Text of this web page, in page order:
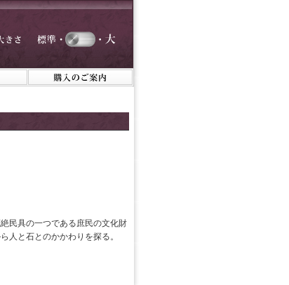
民具の一つである庶民の文化財
人と石とのかかわりを探る。